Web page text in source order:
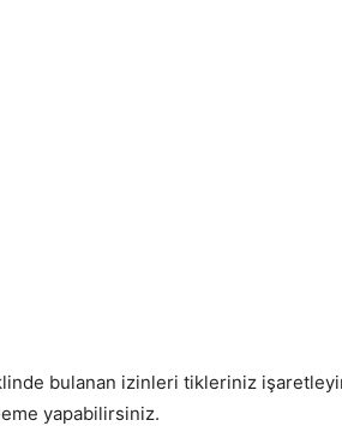
bulanan izinleri tikleriniz
yapabilirsiniz.